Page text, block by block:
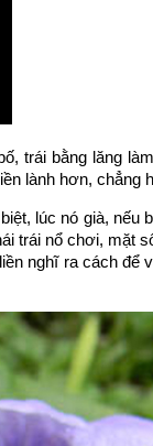
trái bằng lăng
lành hơn, chẳng
lúc nó già, nếu
trái nổ chơi, mặt
nghĩ ra cách để